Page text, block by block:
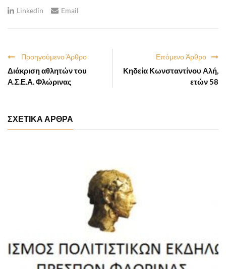
Linkedin
Email
Επόμενο Άρθρο
Κηδεία Κωνσταντίνου Αλή,
ετών 58
Προηγούμενο Άρθρο
Διάκριση αθλητών του
Α.Σ.Ε.Α. Φλώρινας
ΣΧΕΤΙΚΑ ΑΡΘΡΑ